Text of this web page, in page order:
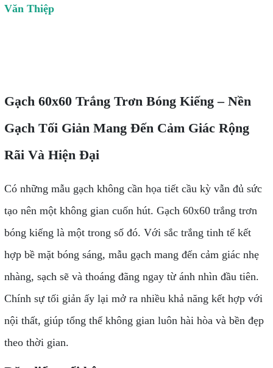
Văn Thiệp
Gạch 60x60 Trắng Trơn Bóng Kiếng – Nền
Gạch Tối Giản Mang Đến Cảm Giác Rộng
Rãi Và Hiện Đại
Có những mẫu gạch không cần họa tiết cầu kỳ vẫn đủ sức
tạo nên một không gian cuốn hút. Gạch 60x60 trắng trơn
bóng kiếng là một trong số đó. Với sắc trắng tinh tế kết
hợp bề mặt bóng sáng, mẫu gạch mang đến cảm giác nhẹ
nhàng, sạch sẽ và thoáng đãng ngay từ ánh nhìn đầu tiên.
Chính sự tối giản ấy lại mở ra nhiều khả năng kết hợp với
nội thất, giúp tổng thể không gian luôn hài hòa và bền đẹp
theo thời gian.